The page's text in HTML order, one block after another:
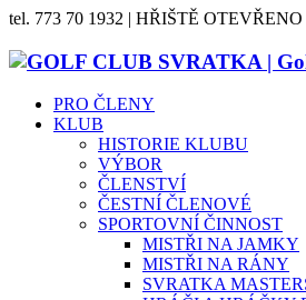
tel. 773 70 1932 | HŘIŠTĚ OTEVŘENO
PRO ČLENY
KLUB
HISTORIE KLUBU
VÝBOR
ČLENSTVÍ
ČESTNÍ ČLENOVÉ
SPORTOVNÍ ČINNOST
MISTŘI NA JAMKY
MISTŘI NA RÁNY
SVRATKA